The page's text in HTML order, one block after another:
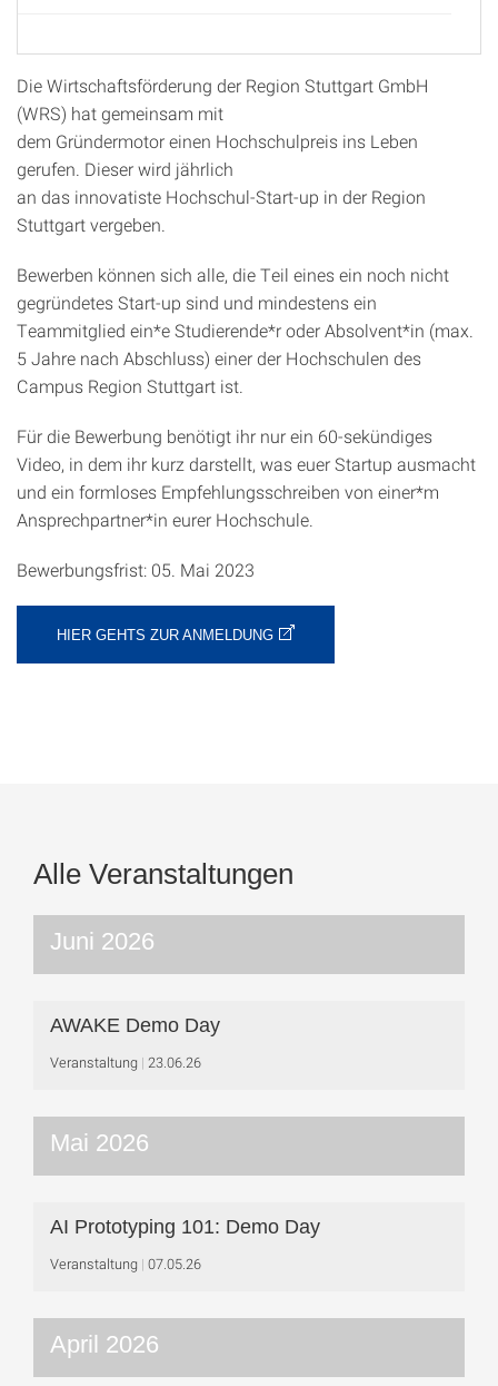
Die Wirtschaftsförderung der Region Stuttgart GmbH
(WRS) hat gemeinsam mit
dem Gründermotor einen Hochschulpreis ins Leben
gerufen. Dieser wird jährlich
an das innovatiste Hochschul-Start-up in der Region
Stuttgart vergeben.
Bewerben können sich alle, die Teil eines ein noch nicht
gegründetes Start-up sind und mindestens ein
Teammitglied ein*e Studierende*r oder Absolvent*in (max.
5 Jahre nach Abschluss) einer der Hochschulen des
Campus Region Stuttgart ist.
Für die Bewerbung benötigt ihr nur ein 60-sekündiges
Video, in dem ihr kurz darstellt, was euer Startup ausmacht
und ein formloses Empfehlungsschreiben von einer*m
Ansprechpartner*in eurer Hochschule.
Bewerbungsfrist: 05. Mai 2023
HIER GEHTS ZUR ANMELDUNG
Alle Veranstaltungen
Juni 2026
AWAKE Demo Day
Veranstaltung 23.06.26
Mai 2026
AI Prototyping 101: Demo Day
Veranstaltung 07.05.26
April 2026